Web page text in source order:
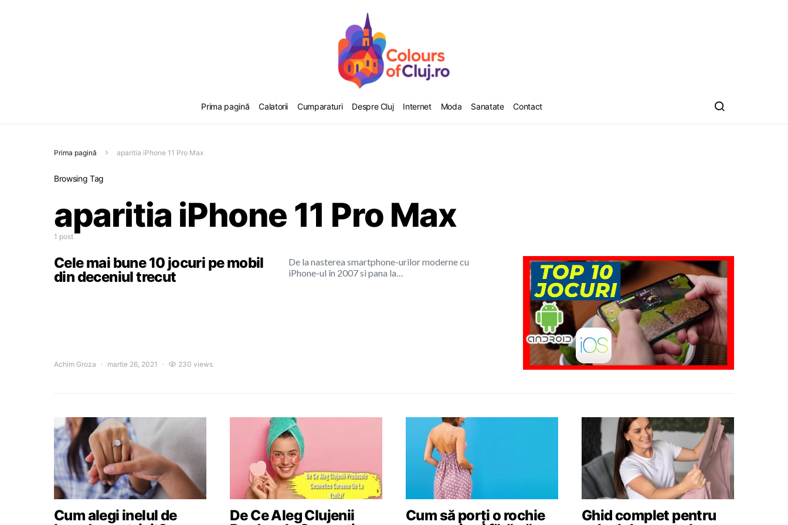
Prima pagină Calatorii Cumparaturi Despre Cluj Internet Moda Sanatate Contact
Prima pagină aparitia iPhone 11 Pro Max
Browsing Tag
aparitia iPhone 11 Pro Max
1 post
Cele mai bune 10 jocuri pe mobil
din deceniul trecut
De la nasterea smartphone-urilor moderne cu
iPhone-ul în 2007 si pana la…
Achim Groza martie 26, 2021 230 views
Cum alegi inelul de
De Ce Aleg Clujenii
Cum să porți o rochie
Ghid complet pentru